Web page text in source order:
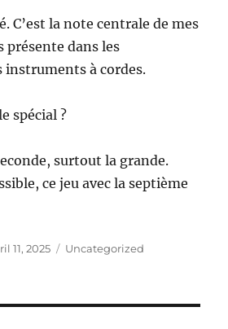
C’est la note centrale de mes
dans les
instruments à cordes.
spécial ?
surtout la grande.
ce jeu avec la septième
11, 2025 Kategorien
Uncategorized